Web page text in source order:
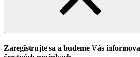
Zaregistrujte sa a budeme Vás